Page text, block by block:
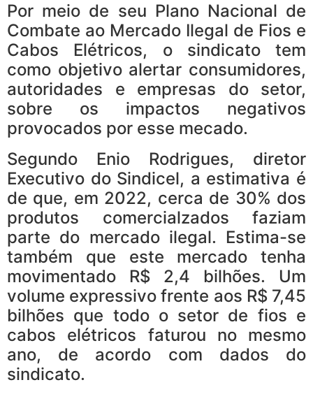
Por meio de seu Plano Nacional de
Combate ao Mercado Ilegal de Fios e
Cabos Elétricos, o sindicato tem
como objetivo alertar consumidores,
autoridades e empresas do setor,
sobre os impactos negativos
provocados por esse mecado.
Segundo Enio Rodrigues, diretor
Executivo do Sindicel, a estimativa é
de que, em 2022, cerca de 30% dos
produtos comercialzados faziam
parte do mercado ilegal. Estima-se
também que este mercado tenha
movimentado R$ 2,4 bilhões. Um
volume expressivo frente aos R$ 7,45
bilhões que todo o setor de fios e
cabos elétricos faturou no mesmo
ano, de acordo com dados do
sindicato.